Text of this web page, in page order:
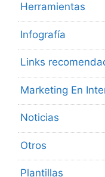
Herramientas
Infografía
Links
Marketing En
Noticias
Otros
Plantillas